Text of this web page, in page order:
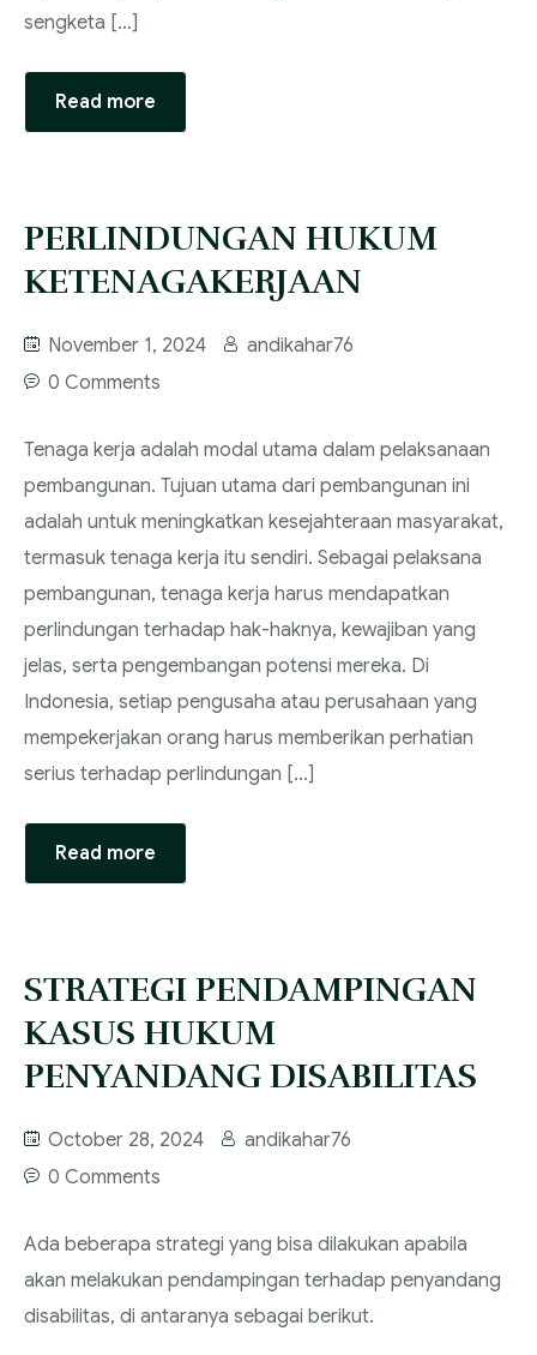
sengketa […]
Read more
PERLINDUNGAN HUKUM
KETENAGAKERJAAN
November 1, 2024
andikahar76
0 Comments
Tenaga kerja adalah modal utama dalam pelaksanaan
pembangunan. Tujuan utama dari pembangunan ini
adalah untuk meningkatkan kesejahteraan masyarakat,
termasuk tenaga kerja itu sendiri. Sebagai pelaksana
pembangunan, tenaga kerja harus mendapatkan
perlindungan terhadap hak-haknya, kewajiban yang
jelas, serta pengembangan potensi mereka. Di
Indonesia, setiap pengusaha atau perusahaan yang
mempekerjakan orang harus memberikan perhatian
serius terhadap perlindungan […]
Read more
STRATEGI PENDAMPINGAN
KASUS HUKUM
PENYANDANG DISABILITAS
October 28, 2024
andikahar76
0 Comments
Ada beberapa strategi yang bisa dilakukan apabila
akan melakukan pendampingan terhadap penyandang
disabilitas, di antaranya sebagai berikut.